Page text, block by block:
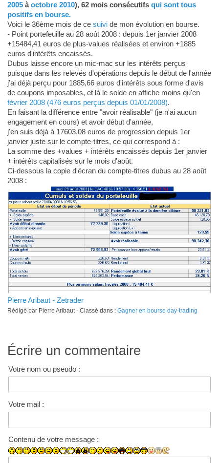
2005àoctobre 2010), 62 mois consécutifs qui sont tous
positifs en bourse.
Voici le 36ème mois de ce suivide mon évolution en bourse.
- Point portefeuille au 28 août 2008 : depuis 1er janvier 2008
+15484,41 euros de plus-values réalisées et environ +1885
euros d'intérêts encaissés.
Dubus laisse encore un mic-mac sur les intérêts perçus
puisque dans les relevés d'opérations depuis le début de l'année
j'ai déjà perçu pour 1885,66 euros d'intérêts sous forme d'avis
de coupons imposables, et là le solde en affiche moins qu'en
février 2008 (476 euros perçus depuis 01/01/2008).
En faisant la différence entre "avoir réalisable" (je n'ai aucun
engagement en cours) et avoir début d'année,
j'en suis déjà à 17603,08 euros de progression depuis 1er
janvier juste sur le compte-titres, ce qui correspond à :
La somme des +values + intérêts encaissés depuis 1er janvier
+ intérêts capitalisés sur le mois d'août.
Ci-dessous la copie d'écran du compte-titres dubus au 28 août
2008 :
Pierre Aribaut - Zetrader
Rédigé par Pierre Aribaut - Classé dans : Gagner en bourse day-trading
Écrire un commentaire
Votre nom ou pseudo :
Votre mail :
Contenu de votre message :